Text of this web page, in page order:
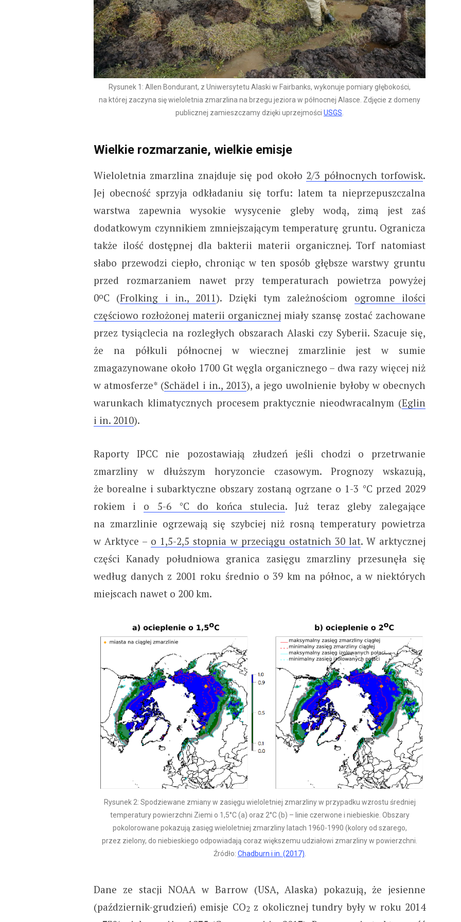
Rysunek 1: Allen Bondurant, z Uniwersytetu Alaski w Fairbanks, wykonuje pomiary głębokości,
na której zaczyna się wieloletnia zmarzlina na brzegu jeziora w północnej Alasce. Zdjęcie z domeny
publicznej zamieszczamy dzięki uprzejmości USGS
Wielkie rozmarzanie, wielkie emisje
Wieloletnia zmarzlina znajduje się pod około 2/3 północnych torfowisk.
Jej obecność sprzyja odkładaniu się torfu: latem ta nieprzepuszczalna
warstwa zapewnia wysokie wysycenie gleby wodą, zimą jest zaś
dodatkowym czynnikiem zmniejszającym temperaturę gruntu. Ogranicza
także ilość dostępnej dla bakterii materii organicznej. Torf natomiast
słabo przewodzi ciepło, chroniąc w ten sposób głębsze warstwy gruntu
przed rozmarzaniem nawet przy temperaturach powietrza powyżej
0oC (Frolking i in., 2011). Dzięki tym zależnościom ogromne ilości
częściowo rozłożonej materii organicznej miały szansę zostać zachowane
przez tysiąclecia na rozległych obszarach Alaski czy Syberii. Szacuje się,
że na półkuli północnej w wiecznej zmarzlinie jest w sumie
zmagazynowane około 1700 Gt węgla organicznego – dwa razy więcej niż
w atmosferze* (Schädel i in., 2013), a jego uwolnienie byłoby w obecnych
warunkach klimatycznych procesem praktycznie nieodwracalnym (Eglin
i in. 2010).
Raporty IPCC nie pozostawiają złudzeń jeśli chodzi o przetrwanie
zmarzliny w dłuższym horyzoncie czasowym. Prognozy wskazują,
że borealne i subarktyczne obszary zostaną ogrzane o 1-3 °C przed 2029
rokiem i o 5-6 °C do końca stulecia. Już teraz gleby zalegające
na zmarzlinie ogrzewają się szybciej niż rosną temperatury powietrza
w Arktyce – o 1,5-2,5 stopnia w przeciągu ostatnich 30 lat. W arktycznej
części Kanady południowa granica zasięgu zmarzliny przesunęła się
według danych z 2001 roku średnio o 39 km na północ, a w niektórych
miejscach nawet o 200 km.
Rysunek 2: Spodziewane zmiany w zasięgu wieloletniej zmarzliny w przypadku wzrostu średniej
temperatury powierzchni Ziemi o 1,5°C (a) oraz 2°C (b) – linie czerwone i niebieskie. Obszary
pokolorowane pokazują zasięg wieloletniej zmarzliny latach 1960-1990 (kolory od szarego,
przez zielony, do niebieskiego odpowiadają coraz większemu udziałowi zmarzliny w powierzchni.
Źródło: Chadburn i in. (2017).
Dane ze stacji NOAA w Barrow (USA, Alaska) pokazują, że jesienne
(październik-grudzień) emisje CO2z okolicznej tundry były w roku 2014